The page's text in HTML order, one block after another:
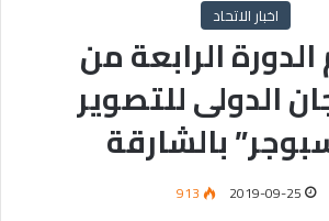
اخبار الاتحاد
الدورة الرابعة من
الدولى للتصوير
بالشارقة
2019-09-25
913